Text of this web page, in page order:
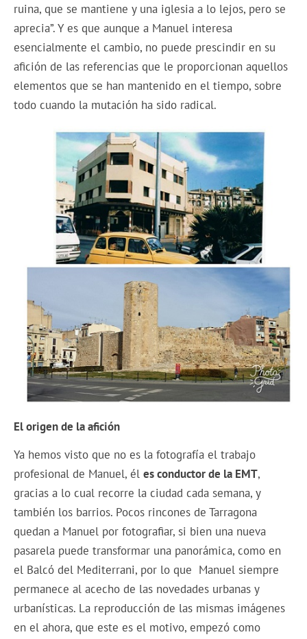
ruina, que se mantiene y una iglesia a lo lejos, pero se
aprecia”. Y es que aunque a Manuel interesa
esencialmente el cambio, no puede prescindir en su
afición de las referencias que le proporcionan aquellos
elementos que se han mantenido en el tiempo, sobre
todo cuando la mutación ha sido radical.
El origen de la afición
Ya hemos visto que no es la fotografía el trabajo
profesional de Manuel, éles conductor de la EMT,
gracias a lo cual recorre la ciudad cada semana, y
también los barrios. Pocos rincones de Tarragona
quedan a Manuel por fotografiar, si bien una nueva
pasarela puede transformar una panorámica, como en
el Balcó del Mediterrani, por lo que Manuel siempre
permanece al acecho de las novedades urbanas y
urbanísticas. La reproducción de las mismas imágenes
en el ahora, que este es el motivo, empezó como